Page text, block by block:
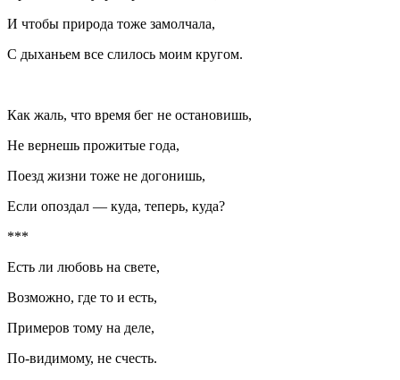
И чтобы природа тоже замолчала,
С дыханьем все слилось моим кругом.
Как жаль, что время бег не остановишь,
Не вернешь прожитые года,
Поезд жизни тоже не догонишь,
Если опоздал — куда, теперь, куда?
***
Есть ли любовь на свете,
Возможно, где то и есть,
Примеров тому на деле,
По-видимому, не счесть.